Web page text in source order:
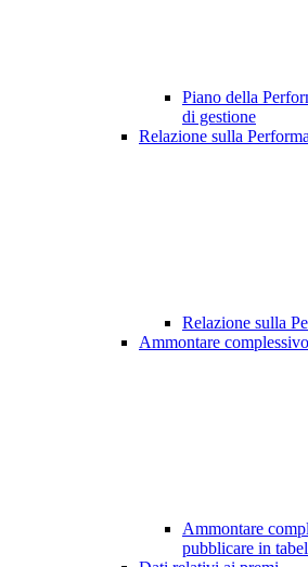
Piano della
di gestione
Relazione sulla
Relazione sulla
Ammontare
Ammontare
pubblicare in